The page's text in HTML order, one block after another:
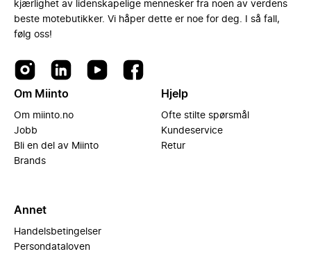
kjærlighet av lidenskapelige mennesker fra noen av verdens
beste motebutikker. Vi håper dette er noe for deg. I så fall,
følg oss!
Om Miinto
Om miinto.no
Jobb
Bli en del av Miinto
Brands
Hjelp
Ofte stilte spørsmål
Kundeservice
Retur
Annet
Handelsbetingelser
Persondataloven